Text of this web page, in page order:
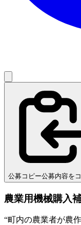
公募コピー公募内容を
農業用機械購入
“町内の農業者が農